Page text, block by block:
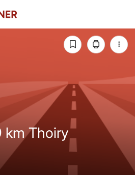
km Thoiry